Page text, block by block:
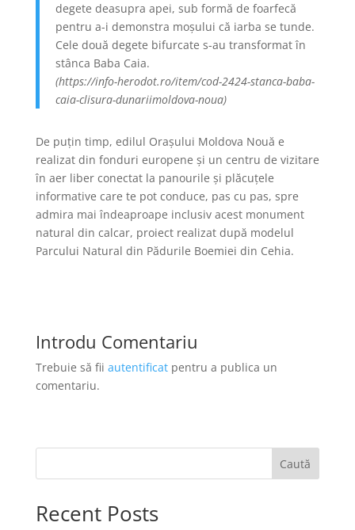
degete deasupra apei, sub formă de foarfecă
pentru a-i demonstra moşului că iarba se tunde.
Cele două degete bifurcate s-au transformat în
stânca Baba Caia.
(https://info-herodot.ro/item/cod-2424-stanca-baba-
caia-clisura-dunariimoldova-noua)
De puțin timp, edilul Orașului Moldova Nouă e
realizat din fonduri europene și un centru de vizitare
în aer liber conectat la panourile și plăcuțele
informative care te pot conduce, pas cu pas, spre
admira mai îndeaproape inclusiv acest monument
natural din calcar, proiect realizat după modelul
Parcului Natural din Pădurile Boemiei din Cehia.
Introdu Comentariu
Trebuie să fii autentificatpentru a publica un
comentariu.
Caută
Recent Posts